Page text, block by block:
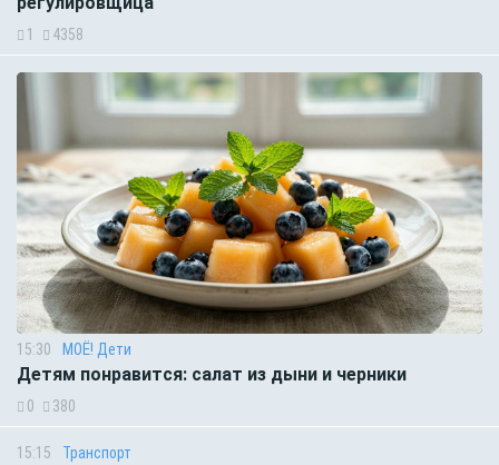
1 4358
15:30 МОЁ! Дети
Детям понравится: салат из дыни и черники
0 380
15:15 Транспорт